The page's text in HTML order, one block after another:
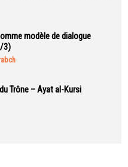
modèle de dialogue
3)
Trône – Ayat al-Kursi